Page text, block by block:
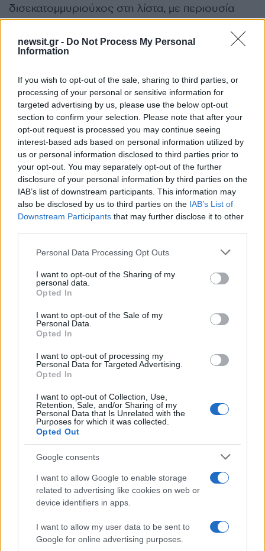
newsit.gr - Do Not Process My Personal
Information
If you wish to opt-out of the sale, sharing to third parties, or
processing of your personal or sensitive information for
targeted advertising by us, please use the below opt-out
section to confirm your selection. Please note that after your
opt-out request is processed you may continue seeing
interest-based ads based on personal information utilized by
us or personal information disclosed to third parties prior to
your opt-out. You may separately opt-out of the further
disclosure of your personal information by third parties on the
IAB’s list of downstream participants. This information may
also be disclosed by us to third parties on the IAB’s List of
Downstream Participants that may further disclose it to other
Please note that this website/app uses one or more Google
not limited to your visit or usage behaviour. You may click to
grant or deny consent to Google and its third-party tags to
use your data for below specified purposes in below Google
consent section.
Personal Data Processing Opt Outs
I want to opt-out of the Sharing of my
personal data.
Opted In
I want to opt-out of the Sale of my
Personal Data.
Opted In
I want to opt-out of processing my
Personal Data for Targeted Advertising.
Opted In
I want to opt-out of Collection, Use,
Retention, Sale, and/or Sharing of my
Personal Data that Is Unrelated with the
Purposes for which it was collected.
Opted Out
Google consents
I want to allow Google to enable storage
related to advertising like cookies on web or
device identifiers in apps.
I want to allow my user data to be sent to
Google for online advertising purposes.
δισεκατομμυριούχος στη λίστα, με περιουσία
600 εκατομμυρίων δολαρίων και καταλαμβάνει
την 41η θέση.
Σχόλια
Σχολίασε εδώ
Τραγωδία στην Πάρο:
4χρονος βρέθηκε νεκρός
Πώς η
φωτιά στην
– Πάνω από 250